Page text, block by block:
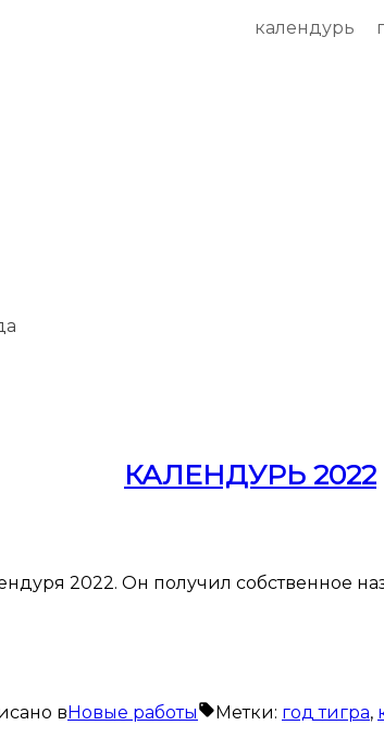
календурь
КАЛЕНДУРЬ 2022
2022. Он получил собственное
вНовые работы Метки: год тигра,